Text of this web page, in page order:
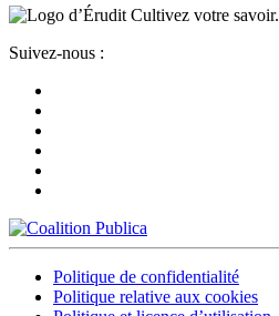
Cultivez votre savoir.
Suivez-nous :
Politique de confidentialité
Politique relative aux cookies